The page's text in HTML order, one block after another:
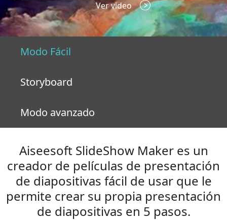
Ver video
Modo Fácil
Storyboard
Modo avanzado
Aiseesoft SlideShow Maker es un
creador de películas de presentación
de diapositivas fácil de usar que le
permite crear su propia presentación
de diapositivas en 5 pasos.